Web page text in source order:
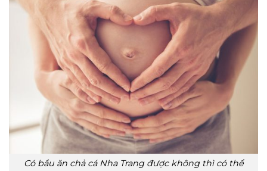
Có bầu ăn chả cá Nha Trang được không thì có thể